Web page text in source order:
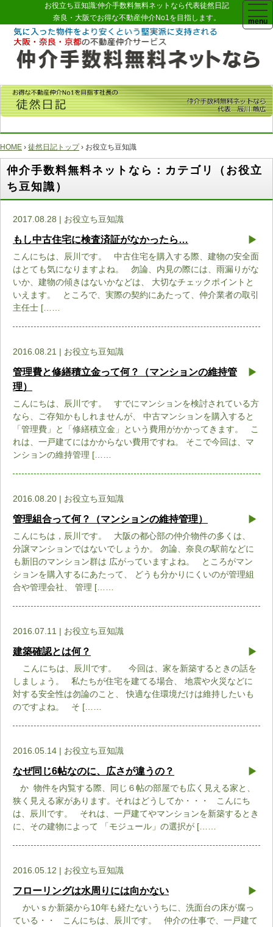
お役立ち豆知識:仲介手数料無料ネットなら代表徒然日記
奈良・大阪でお得な不動産仲介No1を目指します。
HOME › 徒然日記トップ› お役立ち豆知識
仲介手数料無料ネットなら：カテゴリ（お役立
ち豆知識）
2017.08.28 | お役立ち豆知識
もし中古住宅に検査済証がなかったら…
こんにちは、辰川です。 中古住宅を購入する際、建物の安全面
はとても気になりますよね。 勿論、内見の際には、雨漏りがな
いか、建物の傾きはないかなどは、 大切なチェックポイントと
いえます。 ところで、実際の契約にあたって、仲介業者の取引
主任士 [……
2016.08.21 | お役立ち豆知識
管理費と修繕積立金って何？（マンションの維持管
理）
こんにちは、辰川です。 すでにマンションを検討されている方
なら、ご存知かもしれませんが、 中古マンションを購入すると
「管理費」と「修繕積立金」という費用がかかってきます。 こ
れは、一戸建てにはかからない費用ですね。 そこで今回は、マ
ンションの維持管理 [……
2016.08.20 | お役立ち豆知識
管理組合って何？（マンションの維持管理）
こんにちは，辰川です。 大阪の都心部の仲介物件の多くは、
分譲マンションではないでしょうか。 勿論、奈良の駅前などに
も新旧のマンション群は 広がっていますよね。 ところがマン
ションを購入するにあたって、 どうも分かりにくいのが管理組
合や管理会社、 管理 [……
2016.07.11 | お役立ち豆知識
建築確認とは何？
こんにちは、辰川です。 今回は、家を新築するときの話を
しましょう。 私たちが住宅を建てる場合、 地震や火災などに
対する安全性は勿論のこと、 快適な住環境だけは維持したいも
のですよね。 そ [……
2016.05.14 | お役立ち豆知識
なぜ同じ6帖なのに、広さが違うの？
か 物件を内覧する際、同じ６帖の部屋でも広く見える家と、
狭く見える家があります。それはどうしてか・・・ こんにち
は、辰川です。 それは、一戸建てやマンションを新築するとき
に、その建物によって 「モジュール」の選択が [……
2016.05.12 | お役立ち豆知識
フローリングは水周りには向かない
かいｓか新築から10年も経たないうちに、洗面台の床が腐っ
ている・・ こんにちは、辰川です。 仲介の仕事で、一戸建て